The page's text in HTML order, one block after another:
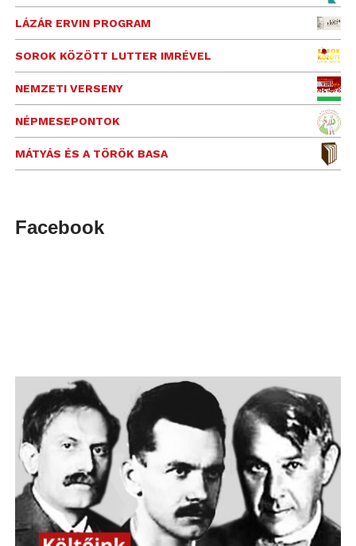
LÁZÁR ERVIN PROGRAM
SOROK KÖZÖTT LUTTER IMRÉVEL
NEMZETI VERSENY
NÉPMESEPONTOK
MÁTYÁS ÉS A TÖRÖK BASA
Facebook